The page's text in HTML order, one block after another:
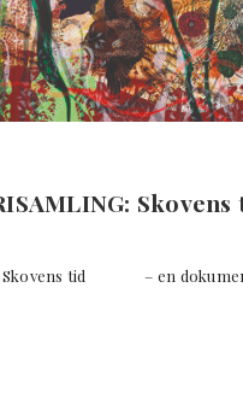
Skovens
Skovens tid – en